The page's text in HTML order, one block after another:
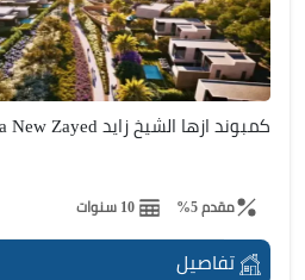
كمبوند ازها الشيخ زايد Azha New Zayed اسعار 2026
مقدم 5% 10 سنوات
تفاصيل